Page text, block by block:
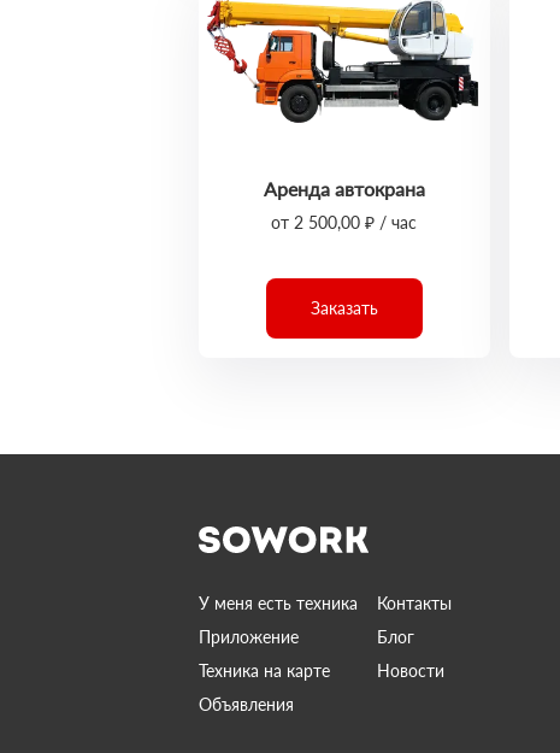
Аренда автокрана
от 2 500,00 ₽ / час
Заказать
У меня есть техника
Контакты
Приложение
Блог
Техника на карте
Новости
Объявления